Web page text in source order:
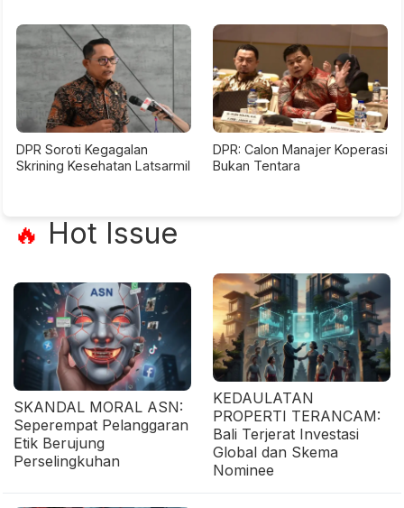
DPR Soroti Kegagalan
Skrining Kesehatan Latsarmil
DPR: Calon Manajer Koperasi
Bukan Tentara
🔥 Hot Issue
SKANDAL MORAL ASN:
Seperempat Pelanggaran
Etik Berujung
Perselingkuhan
KEDAULATAN
PROPERTI TERANCAM:
Bali Terjerat Investasi
Global dan Skema
Nominee